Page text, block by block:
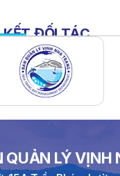
KẾT ĐỐI TÁC
QUẢN LÝ VỊNH